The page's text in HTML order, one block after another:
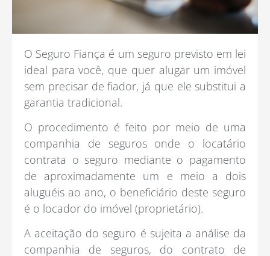
O Seguro Fiança é um seguro previsto em lei
ideal para você, que quer alugar um imóvel
sem precisar de fiador, já que ele substitui a
garantia tradicional.
O procedimento é feito por meio de uma
companhia de seguros onde o locatário
contrata o seguro mediante o pagamento
de aproximadamente um e meio a dois
aluguéis ao ano, o beneficiário deste seguro
é o locador do imóvel (proprietário).
A aceitação do seguro é sujeita a análise da
companhia de seguros, do contrato de